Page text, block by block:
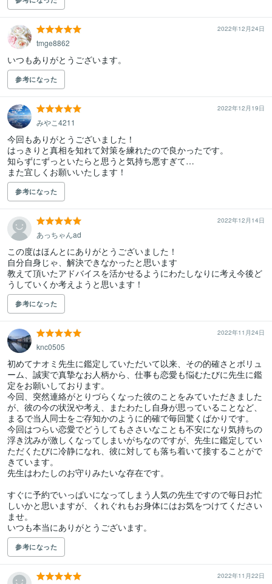
2022年12月24日
tmge8862
いつもありがとうございます。
参考になった
2022年12月19日
みやこ4211
今回もありがとうございました！
はっきりと真相を知れて対策を練れたので良かったです。
知らずにずっといたらと思うと気持ち悪すぎて…
また宜しくお願いいたします！
参考になった
2022年12月14日
あっちゃんad
この度はほんとにありがとうございました！
自分自身じゃ、解決できなかったと思います
教えて頂いたアドバイスを活かせるようにわたしなりに考え今後ど
うしていくか考えようと思います！
参考になった
2022年11月24日
knc0505
初めてナオミ先生に鑑定していただいて以来、その的確さとボリュ
ーム、誠実で真摯なお人柄から、仕事も恋愛も悩むたびに先生に鑑
定をお願いしております。
今回、突然連絡がとりづらくなった彼のことをみていただきました
が、彼の今の状況や考え、またわたし自身が思っていることなど、
まるで当人同士をご存知かのように的確で毎回驚くばかりです。
今回はつらい恋愛でどうしてもささいなことも不安になり気持ちの
浮き沈みが激しくなってしまいがちなのですが、先生に鑑定してい
ただくたびに冷静になれ、彼に対しても落ち着いて接することがで
きています。
先生はわたしのお守りみたいな存在です。
すぐに予約でいっぱいになってしまう人気の先生ですので毎日お忙
しいかと思いますが、くれぐれもお身体にはお気をつけてください
ませ。
いつも本当にありがとうございます。
参考になった
2022年11月22日